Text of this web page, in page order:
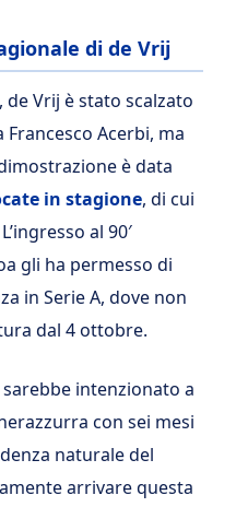
di de Vrij
Vrij è stato scalzato
Acerbi, ma
è data
in stagione, di cui
al 90′
gli ha permesso di
in Serie A, dove non
dal 4 ottobre.
intenzionato a
con sei mesi
naturale del
arrivare questa